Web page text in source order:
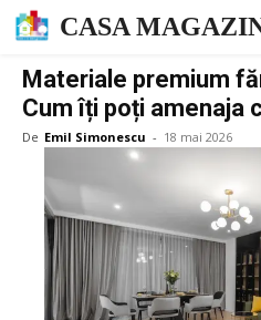
CASA
Materiale premium
Cum îți poți amenaja
De Emil Simonescu - 18 mai 2026